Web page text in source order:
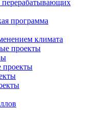
перерабатывающих
программа
климата
проекты
проекты